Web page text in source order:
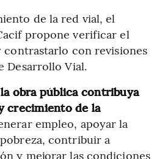
de la red vial, el
propone verificar el
contrastarlo con revisiones
Desarrollo Vial.
obra pública contribuya
crecimiento de la
empleo, apoyar la
contribuir a
y mejorar las condiciones